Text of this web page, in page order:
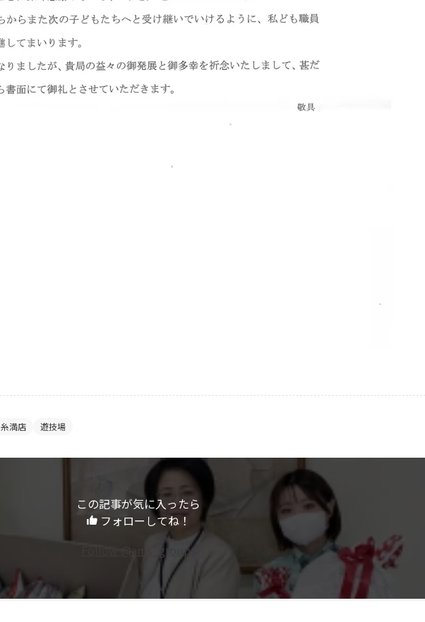
糸満店 遊技場
この記事が気に入ったら
フォローしてね！
Follow @ams_groups